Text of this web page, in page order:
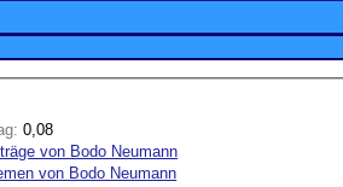
0,08
von Bodo Neumann
von Bodo Neumann